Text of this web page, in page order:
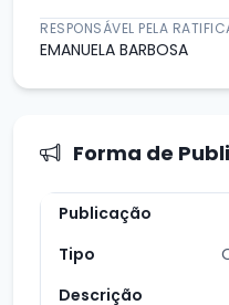
RESPONSÁVEL PELA
EMANUELA BARBOSA
Forma de